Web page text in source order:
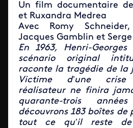
Un film documentaire
et Ruxandra Medrea
Avec Romy
Jacques Gamblin et
En 1963, Henri-
scénario original
raconte la tragédie de la
Victime d’une
réalisateur ne finira
quarante-trois
découvrons 183 boîtes
tout ce qu’il reste